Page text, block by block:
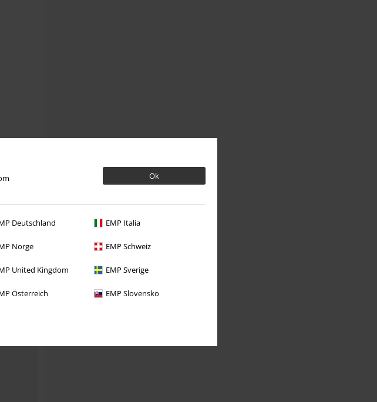
Ok
Deutschland EMP Italia
Norge EMP Schweiz
United Kingdom EMP Sverige
Österreich EMP Slovensko